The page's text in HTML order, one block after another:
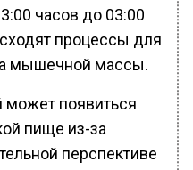
часов до 03:00
процессы для
мышечной массы.
появиться
пище из-за
перспективе